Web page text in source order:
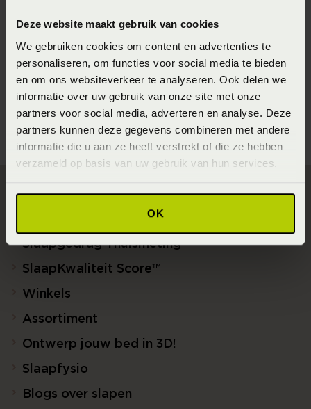
Deze website maakt gebruik van cookies
We gebruiken cookies om content en advertenties te
personaliseren, om functies voor social media te bieden
en om ons websiteverkeer te analyseren. Ook delen we
informatie over uw gebruik van onze site met onze
partners voor social media, adverteren en analyse. Deze
partners kunnen deze gegevens combineren met andere
informatie die u aan ze heeft verstrekt of die ze hebben
verzameld op basis van uw gebruik van hun services.
OK
Seizoen
202310
Materiaal
100% Katoen percale GOTS (GOTS Katoen)
Slaapgedrag Thuismeting
SlaapKwaliteit Score™
Winkels
Assortiment
Ontwerp jouw bed in 3D!
Slaapfysio
Blogs over slapen